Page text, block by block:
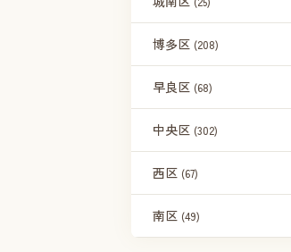
博多区 (208)
早良区 (68)
中央区 (302)
西区 (67)
南区 (49)